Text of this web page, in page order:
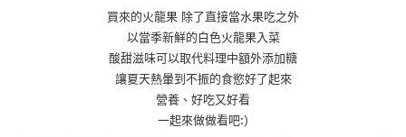
買來的火龍果 除了直接當水果吃之外
以當季新鮮的白色火龍果入菜
酸甜滋味可以取代料理中額外添加糖
讓夏天熱暈到不振的食慾好了起來
營養、好吃又好看
一起來做做看吧:)